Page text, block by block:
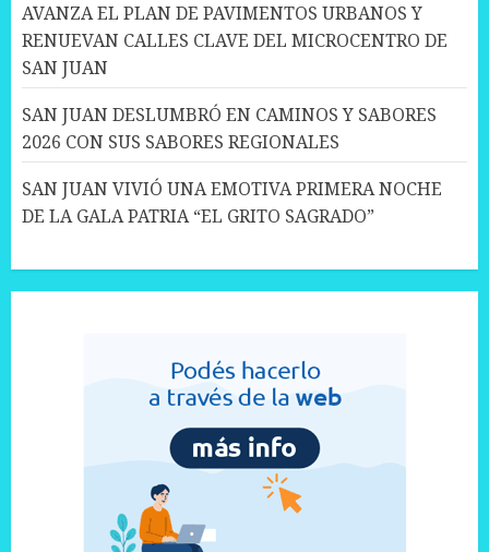
AVANZA EL PLAN DE PAVIMENTOS URBANOS Y
RENUEVAN CALLES CLAVE DEL MICROCENTRO DE
SAN JUAN
SAN JUAN DESLUMBRÓ EN CAMINOS Y SABORES
2026 CON SUS SABORES REGIONALES
SAN JUAN VIVIÓ UNA EMOTIVA PRIMERA NOCHE
DE LA GALA PATRIA “EL GRITO SAGRADO”